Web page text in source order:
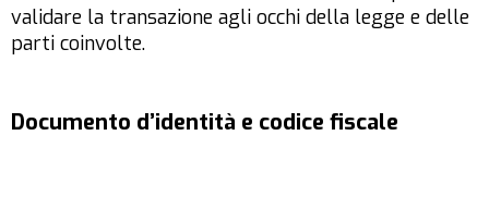
validare la transazione agli occhi della legge e delle
parti coinvolte.
Documento d’identità e codice fiscale